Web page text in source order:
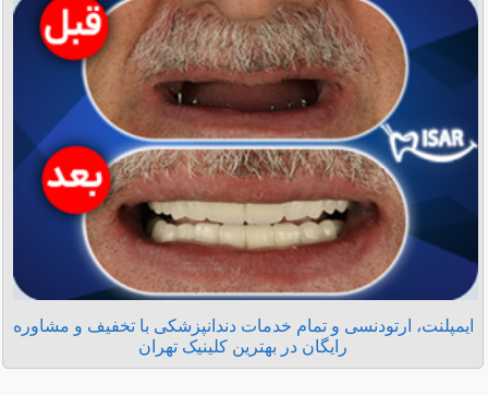
ایمپلنت، ارتودنسی و تمام خدمات دندانپزشکی با تخفیف و مشاوره
رایگان در بهترین کلینیک تهران